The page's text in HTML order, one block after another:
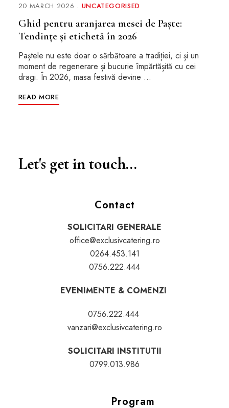
20 MARCH 2026 UNCATEGORISED
Ghid pentru aranjarea mesei de Paște:
Tendințe și etichetă în 2026
Paștele nu este doar o sărbătoare a tradiției, ci și un
moment de regenerare și bucurie împărtășită cu cei
dragi. În 2026, masa festivă devine …
READ MORE
Let's get in touch...
Contact
SOLICITARI GENERALE
office@exclusivcatering.ro
0264.453.141
0756.222.444
EVENIMENTE & COMENZI
0756.222.444
vanzari@exclusivcatering.ro
SOLICITARI INSTITUTII
0799.013.986
Program